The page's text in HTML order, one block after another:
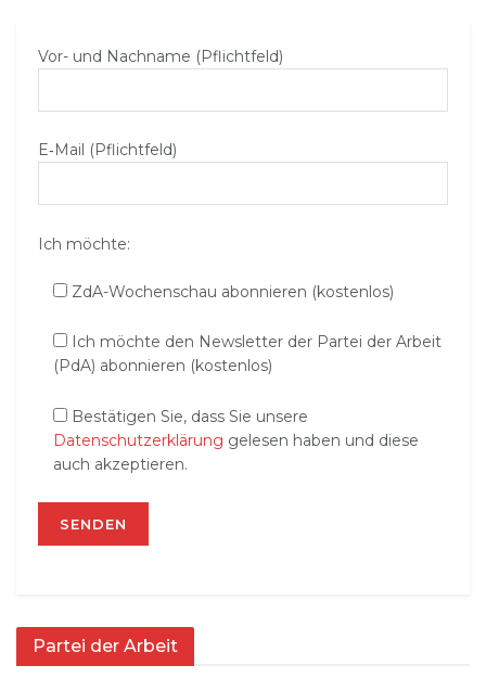
Vor- und Nachname (Pflichtfeld)
E‑Mail (Pflichtfeld)
Ich möchte:
ZdA-Wochenschau abonnieren (kostenlos)
Ich möchte den Newsletter der Partei der Arbeit
(PdA) abonnieren (kostenlos)
Bestätigen Sie, dass Sie unsere
Datenschutzerklärung gelesen haben und diese
auch akzeptieren.
Partei der Arbeit